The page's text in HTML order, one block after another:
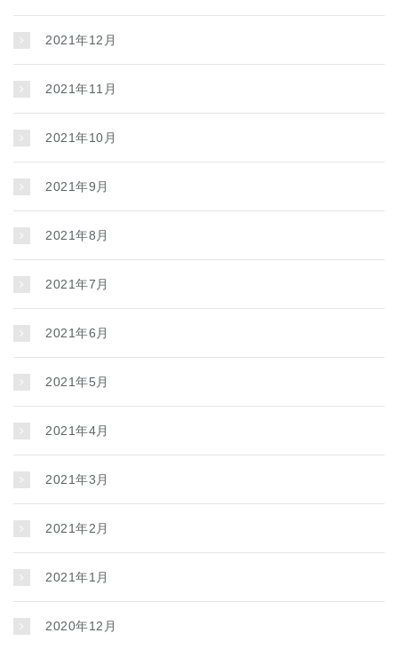
2021年12月
2021年11月
2021年10月
2021年9月
2021年8月
2021年7月
2021年6月
2021年5月
2021年4月
2021年3月
2021年2月
2021年1月
2020年12月